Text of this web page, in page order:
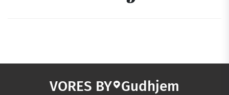
VORES BY Gudhjem